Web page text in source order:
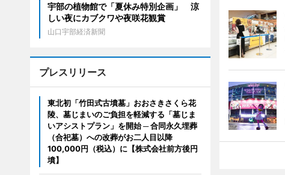
宇部の植物館で「夏休み特別企画」 涼
しい夜にカブクワや夜咲花観賞
山口宇部経済新聞
プレスリリース
東北初「竹田式古墳墓」おおさきさくら花
陵、墓じまいのご負担を軽減する「墓じま
いアシストプラン」を開始 ─ 合同永久埋葬
（合祀墓）への改葬がお二人目以降
100,000円（税込）に【株式会社前方後円
墳】